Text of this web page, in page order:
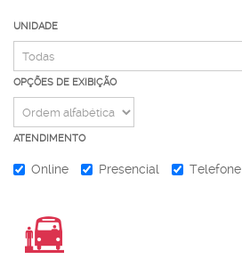
UNIDADE
OPÇÕES DE EXIBIÇÃO
ATENDIMENTO
Online Presencial Telefone